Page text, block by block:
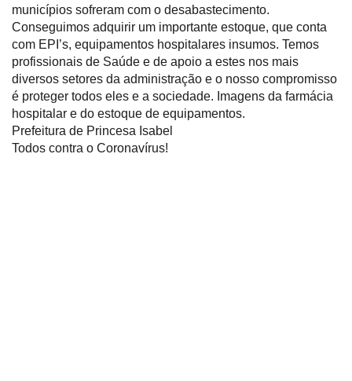
municípios sofreram com o desabastecimento.
Conseguimos adquirir um importante estoque, que conta
com EPI’s, equipamentos hospitalares insumos. Temos
profissionais de Saúde e de apoio a estes nos mais
diversos setores da administração e o nosso compromisso
é proteger todos eles e a sociedade. Imagens da farmácia
hospitalar e do estoque de equipamentos.
Prefeitura de Princesa Isabel
Todos contra o Coronavírus!